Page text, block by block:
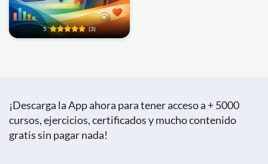
5 (3)
¡Descarga la App ahora para tener acceso a + 5000
cursos, ejercicios, certificados y mucho contenido
gratis sin pagar nada!